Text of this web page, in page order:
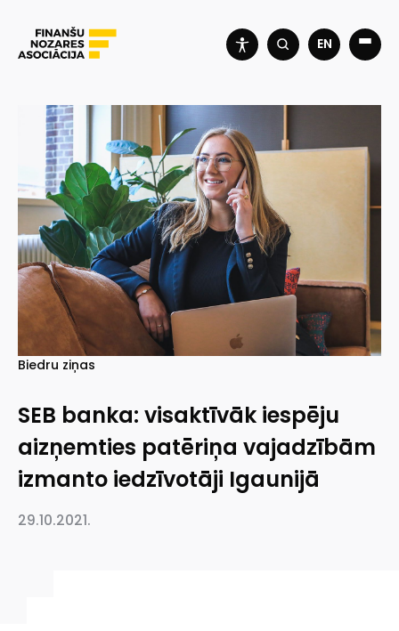
EN
Biedru ziņas
SEB banka: visaktīvāk iespēju
aizņemties patēriņa vajadzībām
izmanto iedzīvotāji Igaunijā
29.10.2021.